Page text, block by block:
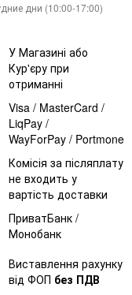
дни (10:00-17:00)
У Магазині або
Кур'єру при
отриманні
Visa / MasterCard /
LiqPay /
WayForPay / Portmone
Комісія за післяплату
не входить у
вартість доставки
ПриватБанк /
Монобанк
Виставлення рахунку
від ФОП без ПДВ